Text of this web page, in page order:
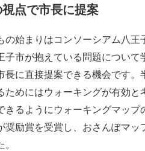
点で市長に提案
始まりはコンソーシアム八王
子市が抱えている問題について
長に直接提案できる機会です。
ためにはウォーキングが有効と
きるようにウォーキングマップ
奨励賞を受賞し、おさんぽマッ